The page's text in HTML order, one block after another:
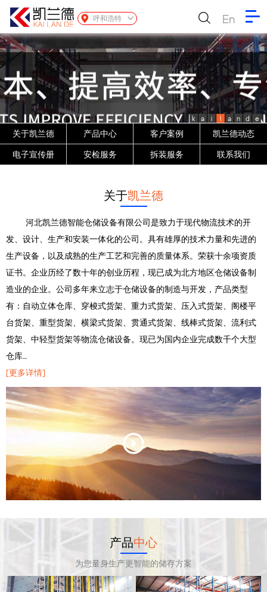
呼和浩特 En
k a i l a n d e
关于凯兰德 产品中心 客户案例 凯兰德动态
电子宣传册 安检服务 拆装服务 联系我们
关于凯兰德
河北凯兰德智能仓储设备有限公司是致力于现代物流技术的开
发、设计、生产和安装一体化的公司。具有雄厚的技术力量和先进的
生产设备，以及成熟的生产工艺和完善的质量体系。荣获十余项资质
证书。企业历经了数十年的创业历程，现已成为北方地区仓储设备制
造业的企业。公司多年来立志于仓储设备的制造与开发，产品类型
有：自动立体仓库、穿梭式货架、重力式货架、压入式货架、阁楼平
台货架、重型货架、横梁式货架、贯通式货架、线棒式货架、流利式
货架、中轻型货架等物流仓储设备。现已为国内企业完成数千个大型
仓库…
[更多详情]
产品中心
为您量身生产更智能的储存方案